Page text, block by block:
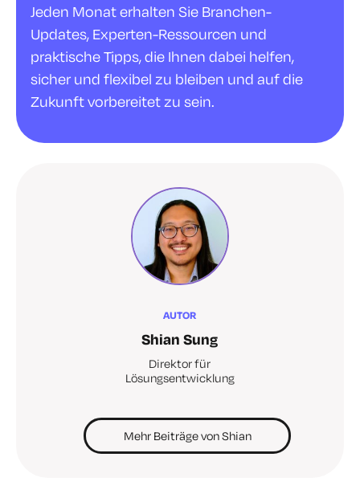
Jeden Monat erhalten Sie Branchen-
Updates, Experten-Ressourcen und
praktische Tipps, die Ihnen dabei helfen,
sicher und flexibel zu bleiben und auf die
Zukunft vorbereitet zu sein.
AUTOR
Shian Sung
Direktor für
Lösungsentwicklung
Mehr Beiträge von Shian